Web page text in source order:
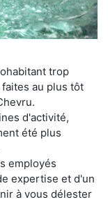
trop
au plus tôt
d'activité,
été plus
employés
expertise et d'un
à vous délester